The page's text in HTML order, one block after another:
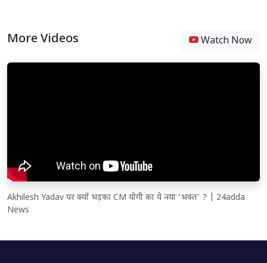
More Videos Watch Now
Akhilesh Yadav पर क्यों भड़का CM योगी का ये नया 'भक्त' ? | 24adda
News